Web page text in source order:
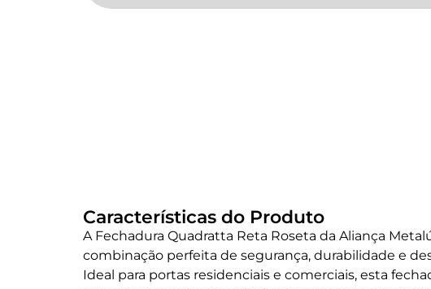
Características do Produto
A Fechadura Quadratta Reta Roseta da Aliança
combinação perfeita de segurança, durabilidade e
Ideal para portas residenciais e comerciais, esta